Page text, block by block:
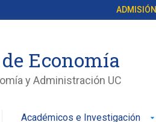
ADMISIÓN
Economía
y Administración UC
Académicos e Investigación arrow_drop_down